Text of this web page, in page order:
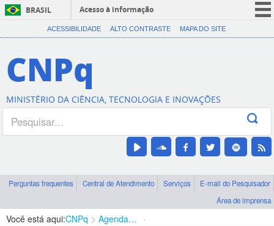
BRASIL
Acesso à informação
CORONAVÍRUS (COVID-19)
Canais
ACESSIBILIDADE ALTO CONTRASTE MAPA DO SITE
CNPq
MINISTÉRIO DA CIÊNCIA, TECNOLOGIA E INOVAÇÕES
Perguntas frequentes Central de Atendimento Serviços
E-mail do Pesquisador
Área de imprensa
Você está aqui:CNPq Agenda de autoridades